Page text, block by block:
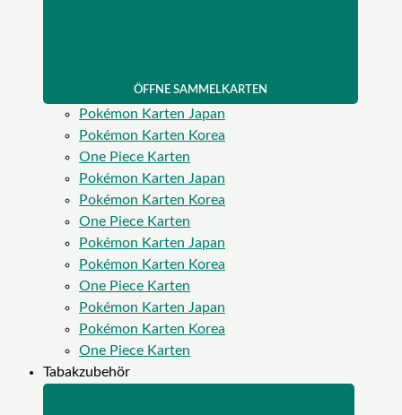
ÖFFNE SAMMELKARTEN
Pokémon Karten Japan
Pokémon Karten Korea
One Piece Karten
Pokémon Karten Japan
Pokémon Karten Korea
One Piece Karten
Pokémon Karten Japan
Pokémon Karten Korea
One Piece Karten
Pokémon Karten Japan
Pokémon Karten Korea
One Piece Karten
Tabakzubehör